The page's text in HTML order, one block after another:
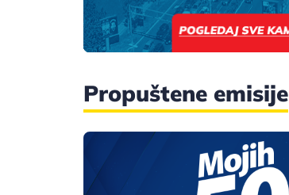
Propuštene emisije